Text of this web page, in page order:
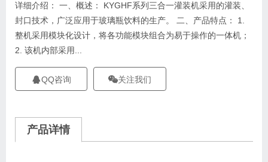
详细介绍： 一、概述： KYGHF系列三合一灌装机采用的灌装、
封口技术，广泛应用于玻璃瓶饮料的生产。 二、产品特点： 1.
整机采用模块化设计，将各功能模块组合为易于操作的一体机；
2. 该机内部采用...
QQ咨询 关注我们
产品详情